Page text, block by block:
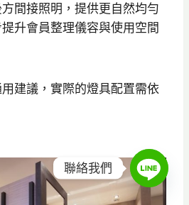
間接照明，提供更自然均勻
升會員整理儀容與使用空間
建議，實際的燈具配置需依
聯絡我們